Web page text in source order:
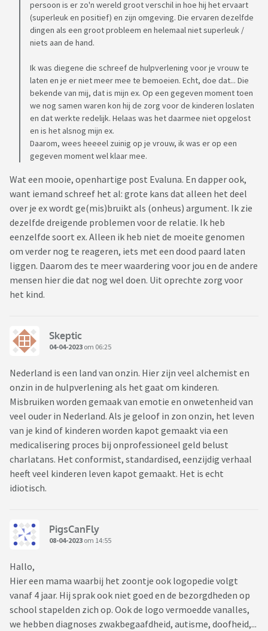
persoon is er zo'n wereld groot verschil in hoe hij het ervaart
(superleuk en positief) en zijn omgeving. Die ervaren dezelfde
dingen als een groot probleem en helemaal niet superleuk /
niets aan de hand.
Ik was diegene die schreef de hulpverlening voor je vrouw te
laten en je er niet meer mee te bemoeien. Echt, doe dat... Die
bekende van mij, dat is mijn ex. Op een gegeven moment toen
we nog samen waren kon hij de zorg voor de kinderen loslaten
en dat werkte redelijk. Helaas was het daarmee niet opgelost
en is het alsnog mijn ex.
Daarom, wees heeeel zuinig op je vrouw, ik was er op een
gegeven moment wel klaar mee.
Wat een mooie, openhartige post Evaluna. En dapper ook,
want iemand schreef het al: grote kans dat alleen het deel
over je ex wordt ge(mis)bruikt als (onheus) argument. Ik zie
dezelfde dreigende problemen voor de relatie. Ik heb
eenzelfde soort ex. Alleen ik heb niet de moeite genomen
om verder nog te reageren, iets met een dood paard laten
liggen. Daarom des te meer waardering voor jou en de andere
mensen hier die dat nog wel doen. Uit oprechte zorg voor
het kind.
Skeptic
04-04-2023 om 06:25
Nederland is een land van onzin. Hier zijn veel alchemist en
onzin in de hulpverlening als het gaat om kinderen.
Misbruiken worden gemaak van emotie en onwetenheid van
veel ouder in Nederland. Als je geloof in zon onzin, het leven
van je kind of kinderen worden kapot gemaakt via een
medicalisering proces bij onprofessioneel geld belust
charlatans. Het conformist, standardised, eenzijdig verhaal
heeft veel kinderen leven kapot gemaakt. Het is echt
idiotisch.
PigsCanFly
08-04-2023 om 14:55
Hallo,
Hier een mama waarbij het zoontje ook logopedie volgt
vanaf 4 jaar. Hij sprak ook niet goed en de bezorgdheden op
school stapelden zich op. Ook de logo vermoedde vanalles,
we hebben diagnoses zwakbegaafdheid, autisme, doofheid,...